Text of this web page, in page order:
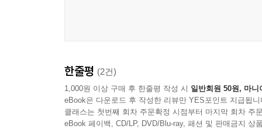
한줄평 (2건)
1,000원 이상 구매 후 한줄평 작성 시 일반회원 50원, 마니
eBook은 다운로드 후 작성한 리뷰만 YES포인트 지급됩니
클래스는 첫번째 회차 주문확정 시점부터 마지막 회차 주
eBook 페이백, CD/LP, DVD/Blu-ray, 패션 및 판매금지 상